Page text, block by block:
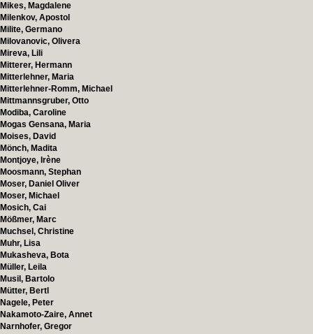
Mikes, Magdalene
Milenkov, Apostol
Milite, Germano
Milovanovic, Olivera
Mireva, Lili
Mitterer, Hermann
Mitterlehner, Maria
Mitterlehner-Romm, Michael
Mittmannsgruber, Otto
Modiba, Caroline
Mogas Gensana, Maria
Moises, David
Mönch, Madita
Montjoye, Irène
Moosmann, Stephan
Moser, Daniel Oliver
Moser, Michael
Mosich, Cai
Mößmer, Marc
Muchsel, Christine
Muhr, Lisa
Mukasheva, Bota
Müller, Leila
Musil, Bartolo
Mütter, Bertl
Nagele, Peter
Nakamoto-Zaire, Annet
Narnhofer, Gregor